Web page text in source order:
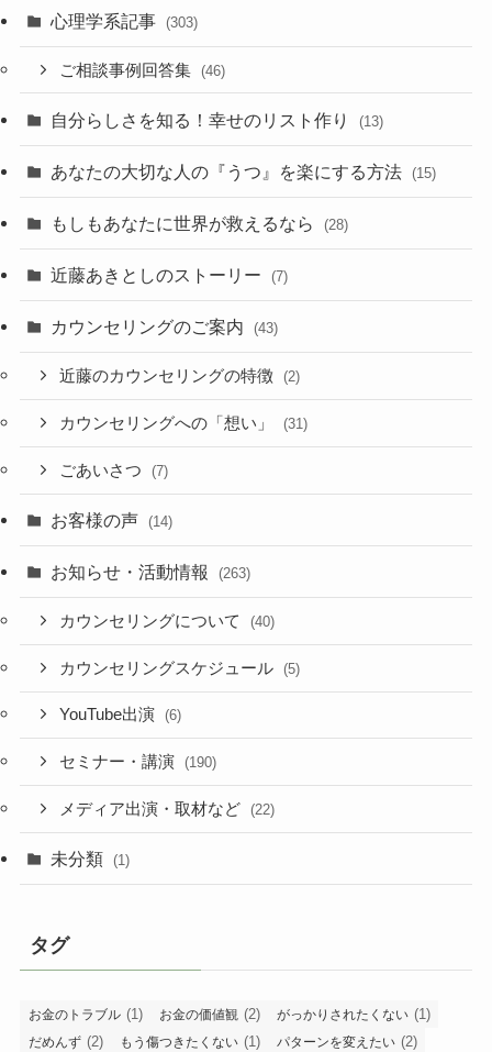
心理学系記事 (303)
ご相談事例回答集 (46)
自分らしさを知る！幸せのリスト作り (13)
あなたの大切な人の『うつ』を楽にする方法 (15)
もしもあなたに世界が救えるなら (28)
近藤あきとしのストーリー (7)
カウンセリングのご案内 (43)
近藤のカウンセリングの特徴 (2)
カウンセリングへの「想い」 (31)
ごあいさつ (7)
お客様の声 (14)
お知らせ・活動情報 (263)
カウンセリングについて (40)
カウンセリングスケジュール (5)
YouTube出演 (6)
セミナー・講演 (190)
メディア出演・取材など (22)
未分類 (1)
タグ
お金のトラブル (1) お金の価値観 (2) がっかりされたくない (1)
だめんず (2) もう傷つきたくない (1) パターンを変えたい (2)